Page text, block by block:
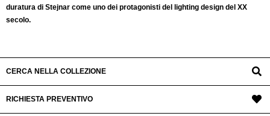
duratura di Stejnar come uno dei protagonisti del lighting design del XX
secolo.
CERCA NELLA COLLEZIONE
RICHIESTA PREVENTIVO